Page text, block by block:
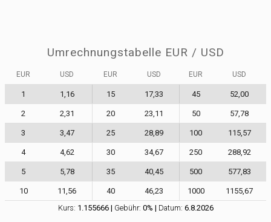
Umrechnungstabelle EUR / USD
EUR USD
1 1,16
2 2,31
3 3,47
4 4,62
5 5,78
10 11,56
EUR USD
15 17,33
20 23,11
25 28,89
30 34,67
35 40,45
40 46,23
EUR USD
45 52,00
50 57,78
100 115,57
250 288,92
500 577,83
1000
1155,67
Kurs: 1.155666| Gebühr: 0% | Datum: 6.8.2026